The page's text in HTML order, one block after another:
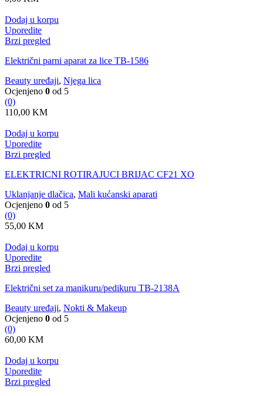
Dodaj u korpu
Uporedite
Brzi pregled
Električni parni aparat za lice TB-1586
Beauty uređaji, Njega lica
Ocjenjeno 0 od 5
(0)
110,00 KM
Dodaj u korpu
Uporedite
Brzi pregled
ELEKTRICNI ROTIRAJUCI BRIJAC CF21 XO
Uklanjanje dlačica, Mali kućanski aparati
Ocjenjeno 0 od 5
(0)
55,00 KM
Dodaj u korpu
Uporedite
Brzi pregled
Električni set za manikuru/pedikuru TB-2138A
Beauty uređaji, Nokti & Makeup
Ocjenjeno 0 od 5
(0)
60,00 KM
Dodaj u korpu
Uporedite
Brzi pregled